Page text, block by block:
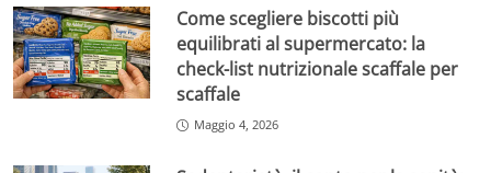
Come scegliere biscotti più
equilibrati al supermercato: la
check-list nutrizionale scaffale per
scaffale
Maggio 4, 2026